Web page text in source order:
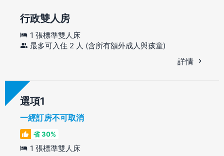
行政雙人房
1 張標準雙人床
最多可入住 2 人 (含所有額外成人與孩童)
詳情
選項
一經訂房不可取消
省 30%
1 張標準雙人床